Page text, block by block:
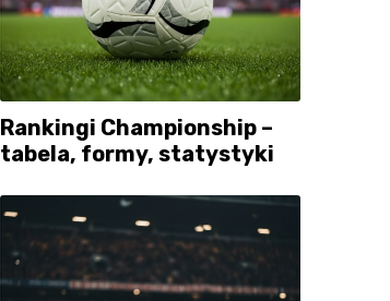
Rankingi Championship –
tabela, formy, statystyki